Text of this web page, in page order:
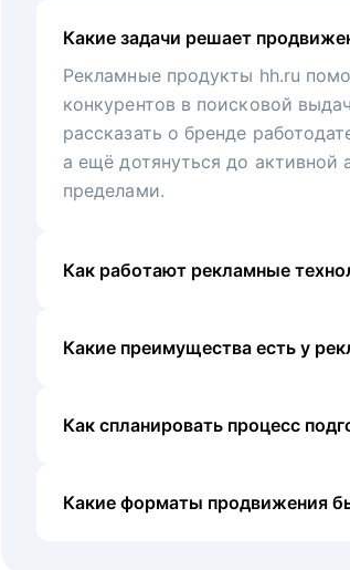
Какие задачи решает
Рекламные продукты hh.ru
конкурентов в поисковой
рассказать о бренде
а ещё дотянуться до активной
пределами.
Как работают рекламные
Какие преимущества есть у
Как спланировать процесс
Какие форматы продвижения